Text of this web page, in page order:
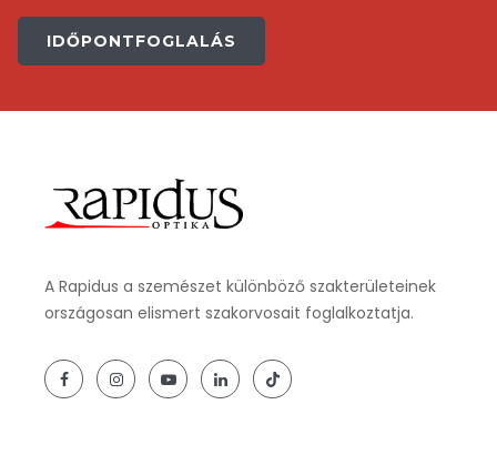
IDŐPONTFOGLALÁS
A Rapidus a szemészet különböző szakterületeinek
országosan elismert szakorvosait foglalkoztatja.